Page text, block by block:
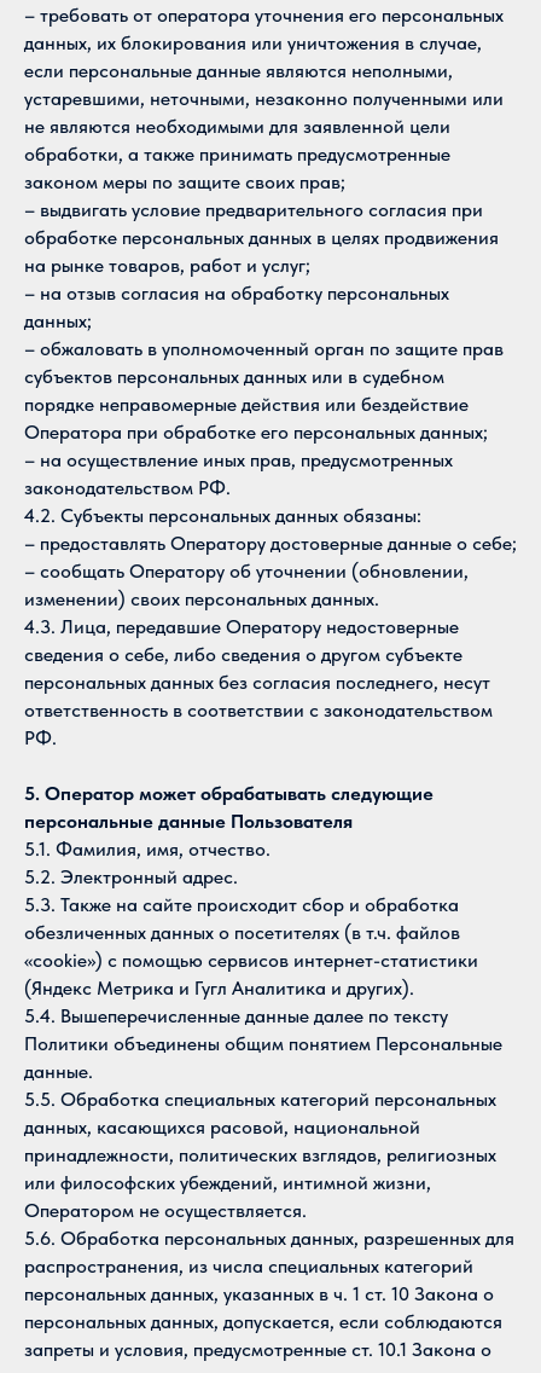
– требовать от оператора уточнения его персональных
данных, их блокирования или уничтожения в случае,
если персональные данные являются неполными,
устаревшими, неточными, незаконно полученными или
не являются необходимыми для заявленной цели
обработки, а также принимать предусмотренные
законом меры по защите своих прав;
– выдвигать условие предварительного согласия при
обработке персональных данных в целях продвижения
на рынке товаров, работ и услуг;
– на отзыв согласия на обработку персональных
данных;
– обжаловать в уполномоченный орган по защите прав
субъектов персональных данных или в судебном
порядке неправомерные действия или бездействие
Оператора при обработке его персональных данных;
– на осуществление иных прав, предусмотренных
законодательством РФ.
4.2. Субъекты персональных данных обязаны:
– предоставлять Оператору достоверные данные о себе;
– сообщать Оператору об уточнении (обновлении,
изменении) своих персональных данных.
4.3. Лица, передавшие Оператору недостоверные
сведения о себе, либо сведения о другом субъекте
персональных данных без согласия последнего, несут
ответственность в соответствии с законодательством
РФ.
5. Оператор может обрабатывать следующие
персональные данные Пользователя
5.1. Фамилия, имя, отчество.
5.2. Электронный адрес.
5.3. Также на сайте происходит сбор и обработка
обезличенных данных о посетителях (в т.ч. файлов
«cookie») с помощью сервисов интернет-статистики
(Яндекс Метрика и Гугл Аналитика и других).
5.4. Вышеперечисленные данные далее по тексту
Политики объединены общим понятием Персональные
данные.
5.5. Обработка специальных категорий персональных
данных, касающихся расовой, национальной
принадлежности, политических взглядов, религиозных
или философских убеждений, интимной жизни,
Оператором не осуществляется.
5.6. Обработка персональных данных, разрешенных для
распространения, из числа специальных категорий
персональных данных, указанных в ч. 1 ст. 10 Закона о
персональных данных, допускается, если соблюдаются
запреты и условия, предусмотренные ст. 10.1 Закона о